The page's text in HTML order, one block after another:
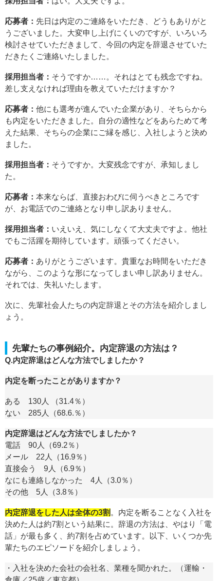
応募者： 先日は内定のご連絡をいただき、どうもありがと
うございました。大変申し上げにくいのですが、いろいろ
検討させていただきまして、今回の内定を辞退させていた
だきたくご連絡いたしました。
採用担当者： そうですか……。それはとても残念ですね。
差し支えなければ理由を教えていただけますか？
応募者： 他にも選考が進んでいた企業があり、そちらから
も内定をいただきました。自分の適性などをあらためて考
えた結果、そちらの企業にご縁を感じ、入社しようと決め
ました。
採用担当者： そうですか。大変残念ですが、承知しまし
た。
応募者： 本来ならば、直接おわびに伺うべきところです
が、お電話でのご連絡となり申し訳ありません。
採用担当者： いえいえ、気にしなくて大丈夫ですよ。他社
でもご活躍を期待しています。頑張ってください。
応募者： ありがとうございます。貴重なお時間をいただき
ながら、このような形になってしまい申し訳ありません。
それでは、失礼いたします。
次に、先輩社会人たちの内定辞退とその方法を紹介しまし
ょう。
先輩たちの事例紹介。内定辞退の方法は？
Q.内定辞退はどんな方法でしましたか？
内定を断ったことがありますか？
ある 130人 （31.4％）
ない 285人（68.6.％）
内定辞退はどんな方法でしましたか？
電話 90人（69.2％）
メール 22人（16.9％）
直接会う 9人（6.9％）
なにも連絡しなかった 4人（3.0％）
その他 5人（3.8％）
内定辞退をした人は全体の3割 。内定を断ることなく入社を
決めた人は約7割という結果に。辞退の方法は、やはり「電
話」が最も多く、約7割を占めています。以下、いくつか先
輩たちのエピソードを紹介しましょう。
・入社を決めた会社の会社名、業種を聞かれた。（運輸・